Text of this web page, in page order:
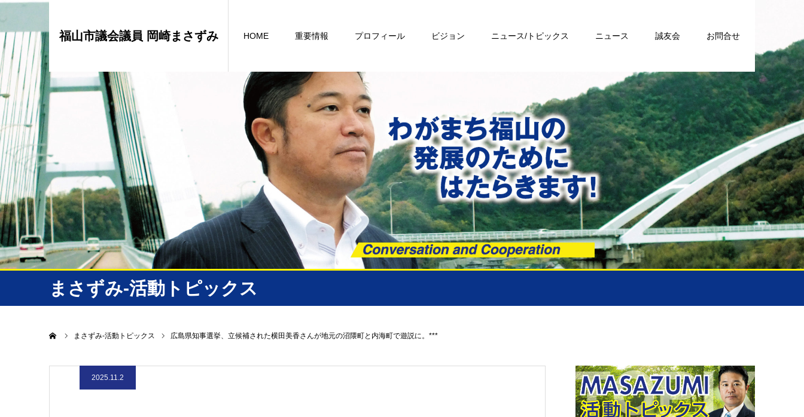
福山市議会議員 岡崎まさずみ HOME 重要情報 プロフィール ビジョン ニュース/トピックス ニュース 誠友会 お問合せ
まさずみ-活動トピックス
まさずみ-活動トピックス 広島県知事選挙、立候補された横田美香さんが地元の沼隈町と内海町で遊説に。***
2025.11.2